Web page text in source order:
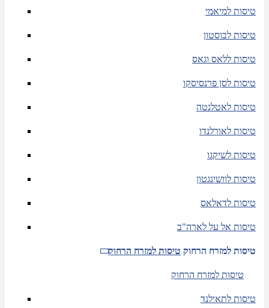
טיסות למיאמי
טיסות לבוסטון
טיסות ללאס וגאס
טיסות לסן פרנסיסקו
טיסות לאטלנטה
טיסות לאורלנדו
טיסות לשיקגו
טיסות לוושינגטון
טיסות לדאלאס
טיסות אל על לארה"ב
טיסות למזרח הרחוק טיסות למזרח הרחוק
טיסות למזרח הרחוק
טיסות לתאילנד